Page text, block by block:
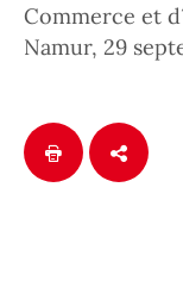
Commerce et
Namur, 29